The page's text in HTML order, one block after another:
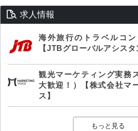
求人情報
海外旅行のトラベルコ
【JTBグローバルアシスタ
観光マーケティング実務
大歓迎！）【株式会社マ
ス】
もっと見る